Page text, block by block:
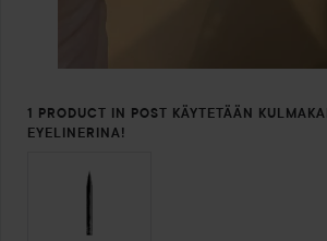
1 PRODUCT IN POST KÄYTETÄÄN
EYELINERINA!